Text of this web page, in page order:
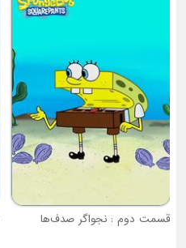
قسمت دوم : نجواگر صدف‌ها